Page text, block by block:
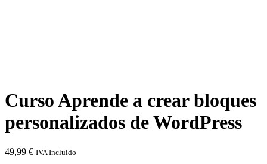
Curso Aprende a crear bloques
personalizados de WordPress
49,99 € IVA Incluido